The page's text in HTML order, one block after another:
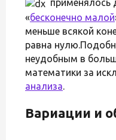
«бесконечно малой
меньше всякой
равна
неудобным в
математики за
анализа.
Вариации и